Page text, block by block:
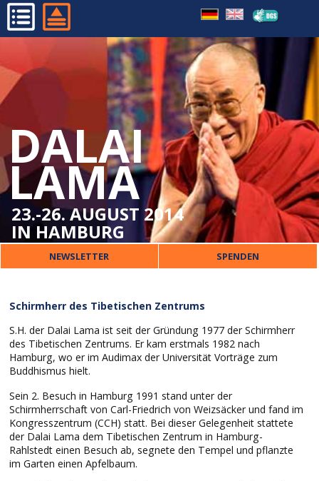
DALAI
LAMA
23.-26. AUGUST 2014
IN HAMBURG
PROGRAMM
ORGANISATORISCHES
STATIONEN SEINES LEBENS
SCHIRMHERR DES
TIBETISCHEN ZENTRUMS
VERANSTALTER
PRESSE
KONTAKT
NEWSLETTER SPENDEN
Schirmherr des Tibetischen Zentrums
S.H. der Dalai Lama ist seit der Gründung 1977 der Schirmherr
des Tibetischen Zentrums. Er kam erstmals 1982 nach
Hamburg, wo er im Audimax der Universität Vorträge zum
Buddhismus hielt.
Sein 2. Besuch in Hamburg 1991 stand unter der
Schirmherrschaft von Carl-Friedrich von Weizsäcker und fand im
Kongresszentrum (CCH) statt. Bei dieser Gelegenheit stattete
der Dalai Lama dem Tibetischen Zentrum in Hamburg-
Rahlstedt einen Besuch ab, segnete den Tempel und pflanzte
im Garten einen Apfelbaum.